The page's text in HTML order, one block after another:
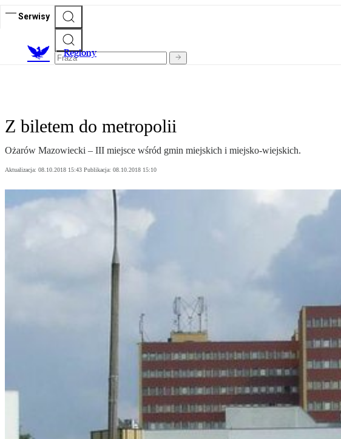
Serwisy
Regiony
Z biletem do metropolii
Ożarów Mazowiecki – III miejsce wśród gmin miejskich i miejsko-wiejskich.
Aktualizacja: 08.10.2018 15:43 Publikacja: 08.10.2018 15:10